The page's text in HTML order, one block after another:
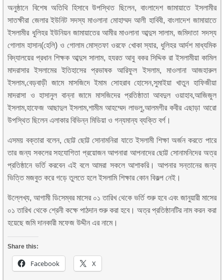
অনুষ্ঠানে বিশেষ অতিথি হিসাবে উপস্থিত ছিলেন, বাংলাদেশ জামায়াতে ইসলামীর
সাতক্ষীরা জেলার ইউনিট সদস্য মাওলানা মোহাম্মদ আলী হাবিবী, বাংলাদেশ জামায়াতে
ইসলামীর ধুলিহর ইউনিয়ন জামায়াতের আমীর মাওলানা আব্দুস সালাম, জমিদাতা সদস্য
গোলাম হাসান(হেলি) ও গোলাম মোস্তফা ওরফে খোকা স্যার, ধুলিহর আর্দশ মাধ্যমিক
বিদ্যালয়ের প্রধান শিক্ষক আব্দুস সালাম, হযরত আবু বকর সিদ্দিক রা ইসলামীয়া কামিল
মাদরাসার ইসলামের ইতিহাসের প্রভাষক আরিফুল ইসলাম, মাওলানা আজহারুল
ইসলাম,বেড়বাড়ী জামে মাসজিদে ইমাম সোহরাব হোসেন,সুমাইয়া খাতুন হাফিজীয়া
মাদরাসা ও হাসানুল বান্না জামে মাসজিদের প্রতিষ্ঠাতা আবদুল ওয়াহাব,আজিজুল
ইসলাম,হাফেজ আছাদুল ইসলাম,শামীম আহম্মেদ লাভলু,আলমগীর কবীর এছাড়া আরো
উপস্থিত ছিলেন এলাকার বিভিন্ন মিডিয়া ও গন্যমান্য ব্যক্তি বর্গ।
এসময় বক্তারা বলেন, ছোট্ট ছোট্ট সোনামনিরা যাতে ইসলামী শিক্ষা অর্জন করতে পারে
তার জন্য সকলের সহযোগিতা প্রয়োজন আপনারা আপনাদের ছোট্ট সোনামনিদের অত্র
প্রতিষ্ঠানে ভর্তি করবেন এই বলে আমরা সকলে আশাকরি। আপনার সন্তানের জন্য
ভিত্তি মজবুত করে গড়ে তুলতে হলে ইসলামি শিক্ষার কোন বিকল্প নেই।
উল্লেখ্য, আগামী ডিসেম্বর মাসের ০১ তারিখ থেকে ভর্তি শুরু হবে এবং জানুয়ারী মাসের
০১ তারিখ থেকে শ্রেনী কক্ষে পাঠদান শুরু করা হবে। অত্র প্রতিষ্ঠানটির নাম করন করা
হয়েছে জমি দানকারী মফেজ উদ্দীন এর নামে।
Share this:
Facebook X